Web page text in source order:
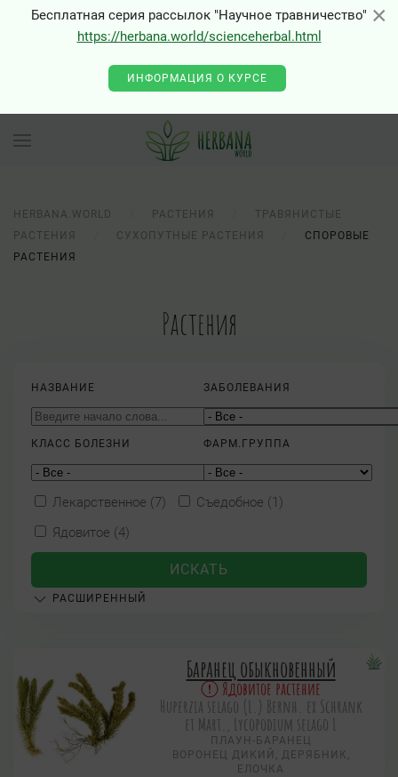
×
Бесплатная серия рассылок "Научное травничество"
https://herbana.world/scienceherbal.html
ИНФОРМАЦИЯ О КУРСЕ
HERBANA.WORLD РАСТЕНИЯ
ТРАВЯНИСТЫЕ
РАСТЕНИЯ
СУХОПУТНЫЕ РАСТЕНИЯ
СПОРОВЫЕ
РАСТЕНИЯ
Растения
НАЗВАНИЕ ЗАБОЛЕВАНИЯ
КЛАСС БОЛЕЗНИ ФАРМ.ГРУППА
Лекарственное (7)
Съедобное (1)
Ядовитое (4)
РАСШИРЕННЫЙ
Баранец обыкновенный
Ядовитое растение
Huperzia selago (L.) Bernh. ex Schrank
et Mart., Lycopodium selago L
ПЛАУН-БАРАНЕЦ
ВОРОНЕЦ ДИКИЙ, ДЕРЯБНИК,
ЕЛОЧКА
×
0 - Class "Joomla\Input\Json" not found